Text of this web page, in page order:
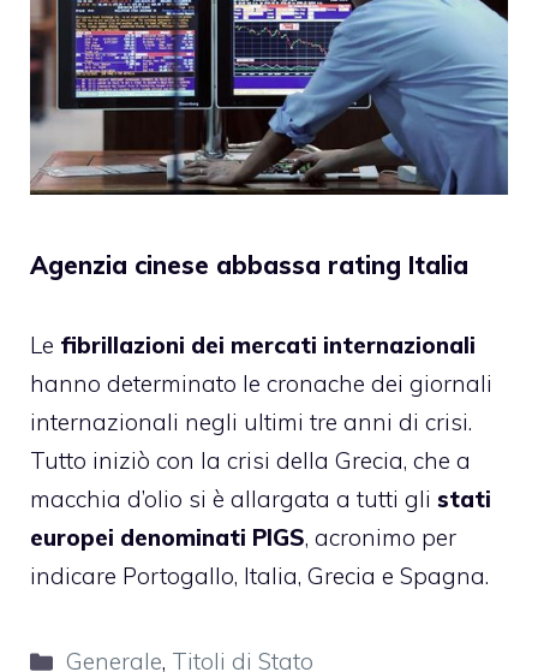
Agenzia cinese abbassa rating Italia
Le fibrillazioni dei mercati internazionali
hanno determinato le cronache dei giornali
internazionali negli ultimi tre anni di crisi.
Tutto iniziò con la crisi della Grecia, che a
macchia d’olio si è allargata a tutti gli stati
europei denominati PIGS, acronimo per
indicare Portogallo, Italia, Grecia e Spagna.
Categorie
Generale, Titoli di Stato